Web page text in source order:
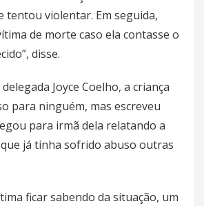
tentou violentar. Em seguida,
de morte caso ela contasse o
disse.
Joyce Coelho, a criança
para ninguém, mas escreveu
para irmã dela relatando a
já tinha sofrido abuso outras
ficar sabendo da situação, um